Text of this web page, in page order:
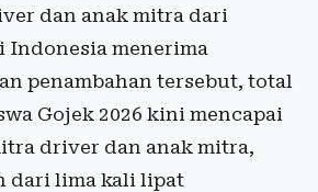
dan anak mitra dari
Indonesia menerima
penambahan tersebut, total
Gojek 2026 kini mencapai
driver dan anak mitra,
dari lima kali lipat